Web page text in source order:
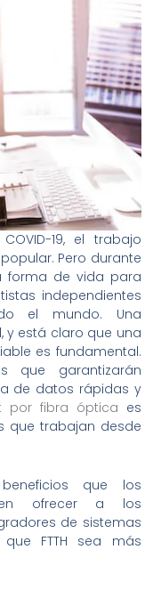
19, el trabajo
Pero durante
forma de vida para
independientes
el mundo. Una
y está claro que una
es fundamental.
que garantizarán
de datos rápidas y
por fibra óptica es
que trabajan desde
que los
ofrecer a los
de sistemas
FTTH sea más